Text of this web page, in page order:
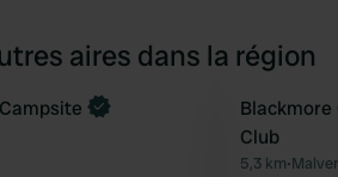
aires dans la région
PréféréClub
5,3 km•